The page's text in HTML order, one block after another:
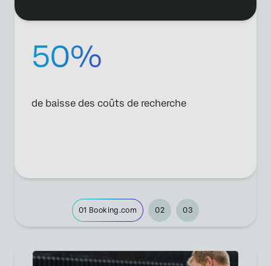
50%
de baisse des coûts de recherche
01 Booking.com 02 03